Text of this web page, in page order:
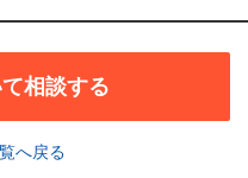
相談する
へ戻る